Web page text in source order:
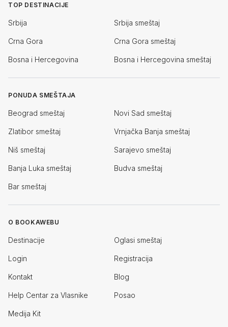
TOP DESTINACIJE
Srbija Srbija smeštaj
Crna Gora Crna Gora smeštaj
Bosna i Hercegovina Bosna i Hercegovina smeštaj
PONUDA SMEŠTAJA
Beograd smeštaj Novi Sad smeštaj
Zlatibor smeštaj Vrnjačka Banja smeštaj
Niš smeštaj Sarajevo smeštaj
Banja Luka smeštaj Budva smeštaj
Bar smeštaj
O BOOKAWEBU
Destinacije Oglasi smeštaj
Login Registracija
Kontakt Blog
Help Centar za Vlasnike Posao
Medija Kit